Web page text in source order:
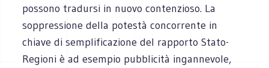
possono tradursi in nuovo contenzioso. La
soppressione della potestà concorrente in
chiave di semplificazione del rapporto Stato-
Regioni è ad esempio pubblicità ingannevole,